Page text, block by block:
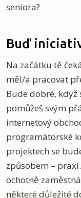
seniora?
Buď
Na začátku tě
měl/a pracovat
Bude dobré, když
pomůžeš svým
internetový
programátorské
projektech se
způsobem –
ochotně
některé důležité